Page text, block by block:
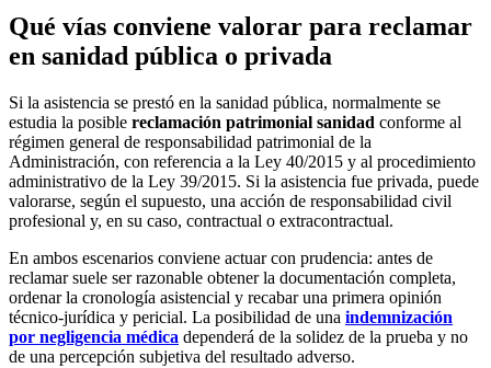
Qué vías conviene valorar para reclamar
en sanidad pública o privada
Si la asistencia se prestó en la sanidad pública, normalmente se
estudia la posible reclamación patrimonial sanidad conforme al
régimen general de responsabilidad patrimonial de la
Administración, con referencia a la Ley 40/2015 y al procedimiento
administrativo de la Ley 39/2015. Si la asistencia fue privada, puede
valorarse, según el supuesto, una acción de responsabilidad civil
profesional y, en su caso, contractual o extracontractual.
En ambos escenarios conviene actuar con prudencia: antes de
reclamar suele ser razonable obtener la documentación completa,
ordenar la cronología asistencial y recabar una primera opinión
técnico-jurídica y pericial. La posibilidad de una indemnización
por negligencia médica dependerá de la solidez de la prueba y no
de una percepción subjetiva del resultado adverso.